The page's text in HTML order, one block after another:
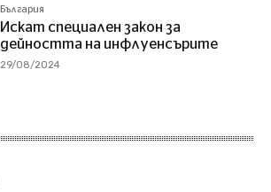
България
Искат специален закон за
дейността на инфлуенсърите
29/08/2024